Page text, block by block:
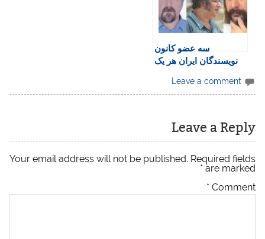
سه عضو کانون
نویسندگان ایران هر یک
محکوم شدند
Leave a comment
Leave a Reply
Your email address will not be published. Required fields
are marked
*
Comment
*